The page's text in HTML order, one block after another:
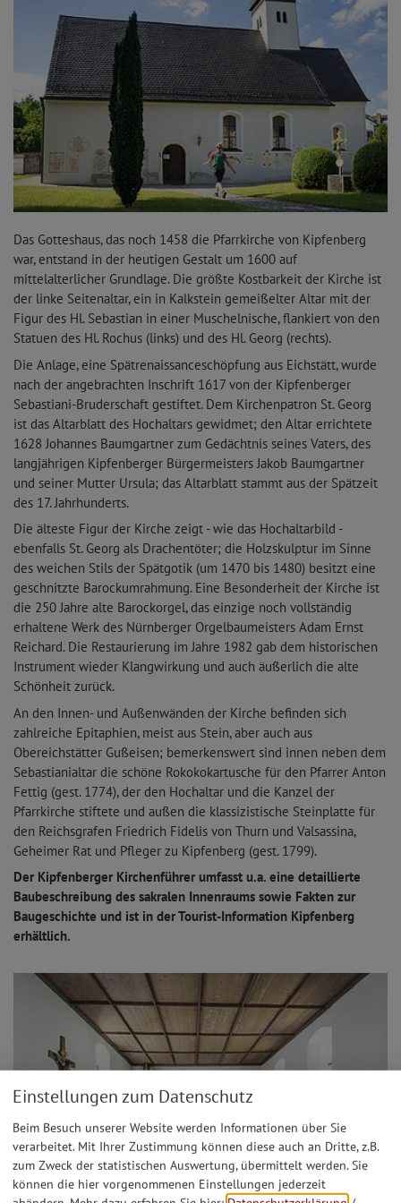
Das Gotteshaus, das noch 1458 die Pfarrkirche von Kipfenberg
war, entstand in der heutigen Gestalt um 1600 auf
mittelalterlicher Grundlage. Die größte Kostbarkeit der Kirche ist
der linke Seitenaltar, ein in Kalkstein gemeißelter Altar mit der
Figur des Hl. Sebastian in einer Muschelnische, flankiert von den
Statuen des Hl. Rochus (links) und des Hl. Georg (rechts).
Die Anlage, eine Spätrenaissanceschöpfung aus Eichstätt, wurde
nach der angebrachten Inschrift 1617 von der Kipfenberger
Sebastiani-Bruderschaft gestiftet. Dem Kirchenpatron St. Georg
ist das Altarblatt des Hochaltars gewidmet; den Altar errichtete
1628 Johannes Baumgartner zum Gedächtnis seines Vaters, des
langjährigen Kipfenberger Bürgermeisters Jakob Baumgartner
und seiner Mutter Ursula; das Altarblatt stammt aus der Spätzeit
des 17. Jahrhunderts.
Die älteste Figur der Kirche zeigt - wie das Hochaltarbild -
ebenfalls St. Georg als Drachentöter; die Holzskulptur im Sinne
des weichen Stils der Spätgotik (um 1470 bis 1480) besitzt eine
geschnitzte Barockumrahmung. Eine Besonderheit der Kirche ist
die 250 Jahre alte Barockorgel, das einzige noch vollständig
erhaltene Werk des Nürnberger Orgelbaumeisters Adam Ernst
Reichard. Die Restaurierung im Jahre 1982 gab dem historischen
Instrument wieder Klangwirkung und auch äußerlich die alte
Schönheit zurück.
An den Innen- und Außenwänden der Kirche befinden sich
zahlreiche Epitaphien, meist aus Stein, aber auch aus
Obereichstätter Gußeisen; bemerkenswert sind innen neben dem
Sebastianialtar die schöne Rokokokartusche für den Pfarrer Anton
Fettig (gest. 1774), der den Hochaltar und die Kanzel der
Pfarrkirche stiftete und außen die klassizistische Steinplatte für
den Reichsgrafen Friedrich Fidelis von Thurn und Valsassina,
Geheimer Rat und Pfleger zu Kipfenberg (gest. 1799).
Der Kipfenberger Kirchenführer umfasst u.a. eine detaillierte
Baubeschreibung des sakralen Innenraums sowie Fakten zur
Baugeschichte und ist in der Tourist-Information Kipfenberg
erhältlich.
Einstellungen zum Datenschutz
Beim Besuch unserer Website werden Informationen über Sie
verarbeitet. Mit Ihrer Zustimmung können diese auch an Dritte, z.B.
zum Zweck der statistischen Auswertung, übermittelt werden. Sie
können die hier vorgenommenen Einstellungen jederzeit